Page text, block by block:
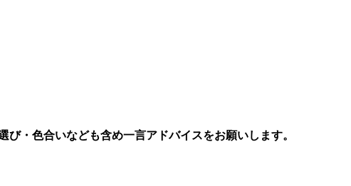
・色合いなども含め一言アドバイスをお願いします。